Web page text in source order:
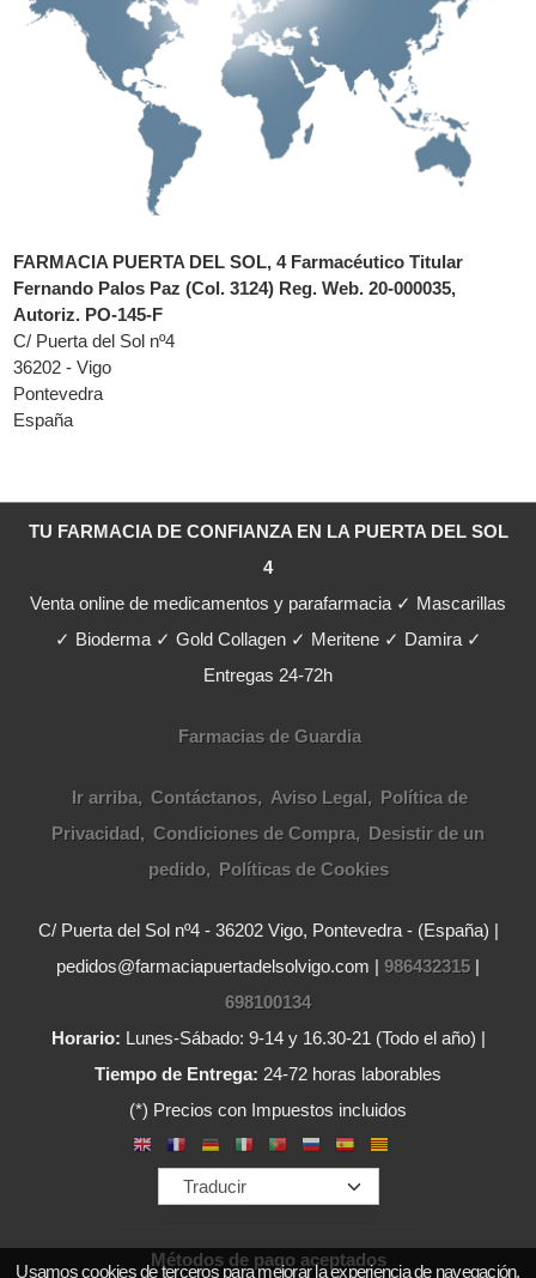
FARMACIA PUERTA DEL SOL, 4 Farmacéutico Titular
Fernando Palos Paz (Col. 3124) Reg. Web. 20-000035,
Autoriz. PO-145-F
C/ Puerta del Sol nº4
36202 - Vigo
Pontevedra
España
TU FARMACIA DE CONFIANZA EN LA PUERTA DEL SOL
4
Venta online de medicamentos y parafarmacia ✓ Mascarillas
✓ Bioderma ✓ Gold Collagen ✓ Meritene ✓ Damira ✓
Entregas 24-72h
Farmacias de Guardia
Ir arriba Contáctanos Aviso Legal
Política de
Privacidad
Condiciones de Compra
Desistir de un
pedido
Políticas de Cookies
C/ Puerta del Sol nº4 - 36202 Vigo, Pontevedra - (España) |
pedidos@farmaciapuertadelsolvigo.com | 986432315 |
698100134
Horario: Lunes-Sábado: 9-14 y 16.30-21 (Todo el año) |
Tiempo de Entrega: 24-72 horas laborables
(*) Precios con Impuestos incluidos
Métodos de pago aceptados
Usamos cookies de terceros para mejorar la experiencia de navegación,